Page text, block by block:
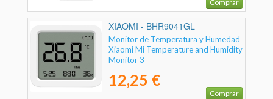
Comprar
XIAOMI - BHR9041GL
Monitor de Temperatura y Humedad
Xiaomi Mi Temperature and Humidity
Monitor 3
12,25 €
Comprar